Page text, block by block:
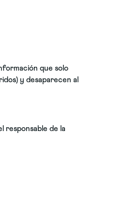
que solo
y desaparecen al
responsable de la